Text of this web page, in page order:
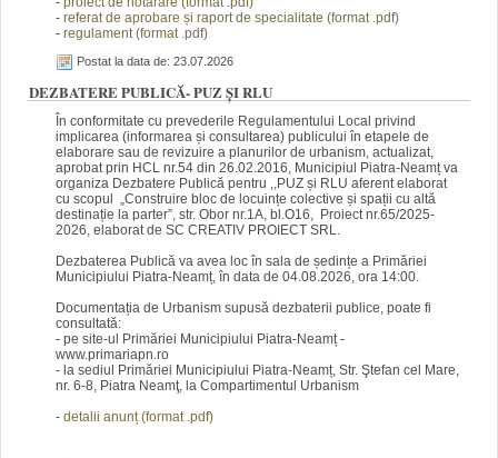
- referat de aprobare și raport de specialitate (format.pdf)
- regulament (format .pdf)
Postat la data de: 23.07.2026
DEZBATERE PUBLICĂ- PUZ ȘI RLU
În conformitate cu prevederile Regulamentului Local privind
implicarea (informarea și consultarea) publicului în etapele de
elaborare sau de revizuire a planurilor de urbanism, actualizat,
aprobat prin HCL nr.54 din 26.02.2016, Municipiul Piatra-Neamț va
organiza Dezbatere Publică pentru ,,PUZ și RLU aferent elaborat
cu scopul „Construire bloc de locuințe colective și spații cu altă
destinație la parter”, str. Obor nr.1A, bl.O16, Proiect nr.65/2025-
2026, elaborat de SC CREATIV PROIECT SRL.
Dezbaterea Publică va avea loc în sala de ședințe a Primăriei
Municipiului Piatra-Neamț, în data de 04.08.2026, ora 14:00.
Documentația de Urbanism supusă dezbaterii publice, poate fi
consultată:
- pe site-ul Primăriei Municipiului Piatra-Neamț -
www.primariapn.ro
- la sediul Primăriei Municipiului Piatra-Neamț, Str. Ştefan cel Mare,
nr. 6-8, Piatra Neamţ, la Compartimentul Urbanism
- detalii anunț (format .pdf)